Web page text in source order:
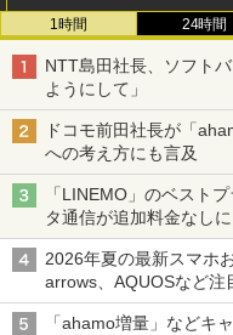
1時間 24時間
NTT島田社長、ソフト
ようにして」
ドコモ前田社長が「
への考え方にも言及
「LINEMO」のベスト
タ通信が追加料金なしに
2026年夏の最新スマホ
arrows、AQUOSなど注
「ahamo増量」などキ